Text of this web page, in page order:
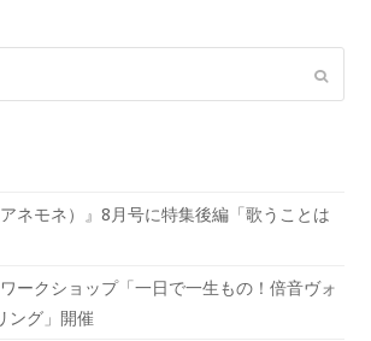
ネモネ）』8月号に特集後編「歌うことは
ークショップ「一日で一生もの！倍音ヴォ
ング」開催